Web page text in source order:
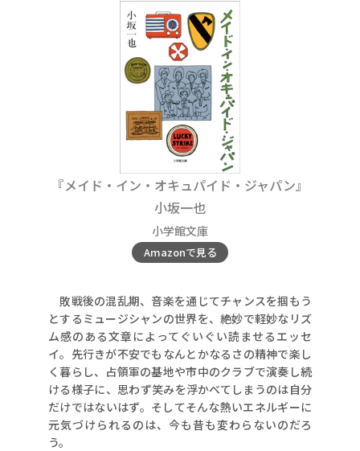
『メイド・イン・オキュパイド・ジャパン』
小坂一也
小学館文庫
Amazonで見る
敗戦後の混乱期、音楽を通じてチャンスを掴もう
とするミュージシャンの世界を、絶妙で軽妙なリズ
ム感のある文章によってぐいぐい読ませるエッセ
イ。先行きが不安でもなんとかなるさの精神で楽し
く暮らし、占領軍の基地や市中のクラブで演奏し続
ける様子に、思わず笑みを浮かべてしまうのは自分
だけではないはず。そしてそんな熱いエネルギーに
元気づけられるのは、今も昔も変わらないのだろ
う。